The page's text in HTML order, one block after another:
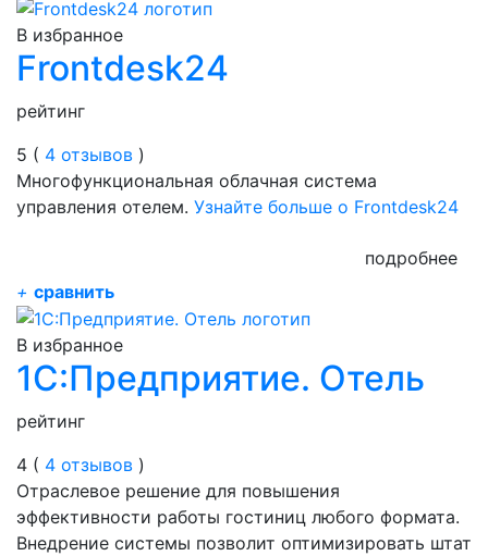
В избранное
Frontdesk24
рейтинг
5 ( 4 отзывов )
Многофункциональная облачная система
управления отелем. Узнайте больше о Frontdesk24
подробнее
+ сравнить
В избранное
1С:Предприятие. Отель
рейтинг
4 ( 4 отзывов )
Отраслевое решение для повышения
эффективности работы гостиниц любого формата.
Внедрение системы позволит оптимизировать штат